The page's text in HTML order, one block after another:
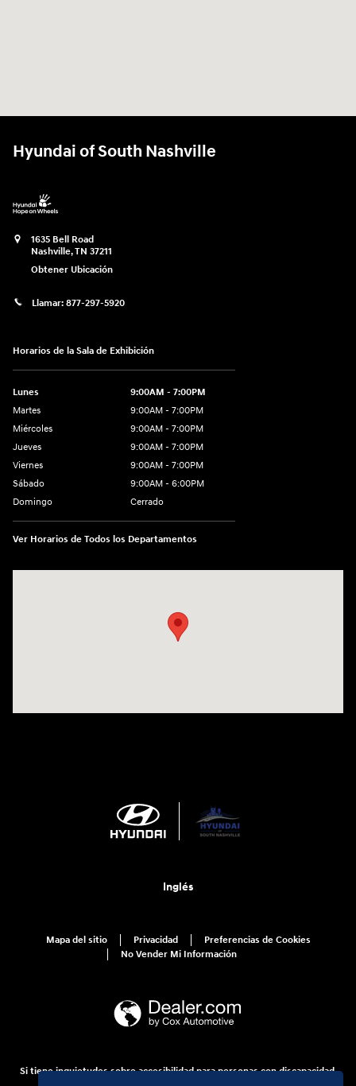
Hyundai of South Nashville
1635 Bell Road
Nashville,TN 37211
Obtener Ubicación
Llamar: 877-297-5920
Horarios de la Sala de Exhibición
Lunes
9:00AM - 7:00PM
Martes
9:00AM - 7:00PM
Miércoles
9:00AM - 7:00PM
Jueves
9:00AM - 7:00PM
Viernes
9:00AM - 7:00PM
Sábado
9:00AM - 6:00PM
Domingo
Cerrado
Ver Horarios de Todos los Departamentos
Inglés
Mapa del sitio Privacidad
Preferencias de Cookies
No Vender Mi Información
Si tiene inquietudes sobre accesibilidad para personas con discapacidad,